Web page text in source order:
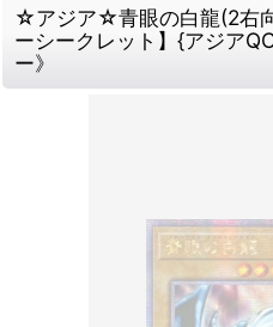
☆アジア☆青眼の白龍(2右
ーシークレット】{アジア
ー》